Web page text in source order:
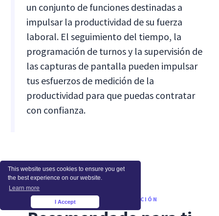
This website uses cookies to ensure you get
the best experience on our website.
Learn more
I Accept
un conjunto de funciones destinadas a
impulsar la productividad de su fuerza
laboral. El seguimiento del tiempo, la
programación de turnos y la supervisión de
las capturas de pantalla pueden impulsar
tus esfuerzos de medición de la
productividad para que puedas contratar
con confianza.
QUÉ LEER A CONTINUACIÓN